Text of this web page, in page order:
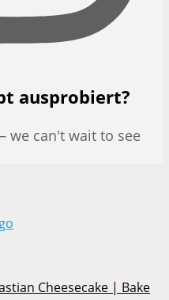
ausprobiert?
we can't wait to see